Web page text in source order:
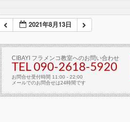
2021年8月13日
CIBAYI フラメンコ教室へのお問い合わせ
TEL 090-2618‐5920
お問合せ受付時間 11:00 - 22:00
メールでのお問合せは24時間です